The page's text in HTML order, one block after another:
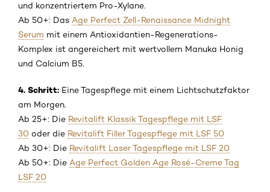
und konzentriertem Pro-Xylane.
Ab 50+: Das Age Perfect Zell-Renaissance Midnight
Serum mit einem Antioxidantien-Regenerations-
Komplex ist angereichert mit wertvollem Manuka Honig
und Calcium B5.
4. Schritt: Eine Tagespflege mit einem Lichtschutzfaktor
am Morgen.
Ab 25+: Die Revitalift Klassik Tagespflege mit LSF
30 oder die Revitalift Filler Tagespflege mit LSF 50
Ab 30+: Die Revitalift Laser Tagespflege mit LSF 20
Ab 50+: Die Age Perfect Golden Age Rosé-Creme Tag
LSF 20